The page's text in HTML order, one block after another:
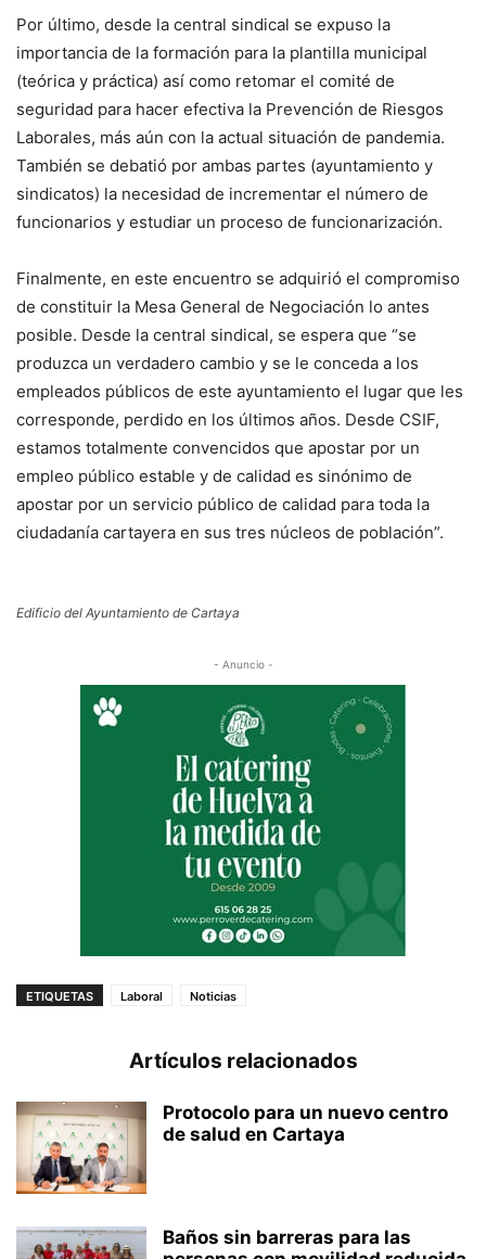
Por último, desde la central sindical se expuso la
importancia de la formación para la plantilla municipal
(teórica y práctica) así como retomar el comité de
seguridad para hacer efectiva la Prevención de Riesgos
Laborales, más aún con la actual situación de pandemia.
También se debatió por ambas partes (ayuntamiento y
sindicatos) la necesidad de incrementar el número de
funcionarios y estudiar un proceso de funcionarización.
Finalmente, en este encuentro se adquirió el compromiso
de constituir la Mesa General de Negociación lo antes
posible. Desde la central sindical, se espera que “se
produzca un verdadero cambio y se le conceda a los
empleados públicos de este ayuntamiento el lugar que les
corresponde, perdido en los últimos años. Desde CSIF,
estamos totalmente convencidos que apostar por un
empleo público estable y de calidad es sinónimo de
apostar por un servicio público de calidad para toda la
ciudadanía cartayera en sus tres núcleos de población”.
Edificio del Ayuntamiento de Cartaya
- Anuncio -
ETIQUETAS Laboral Noticias
Artículos relacionados
Protocolo para un nuevo centro
de salud en Cartaya
Baños sin barreras para las